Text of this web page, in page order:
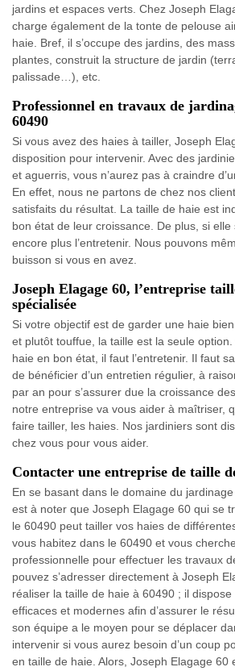
jardins et espaces verts. Chez Joseph
charge également de la tonte de pelouse
haie. Bref, il s’occupe des jardins, des
plantes, construit la structure de jardin
palissade…), etc.
Professionnel en travaux de
60490
Si vous avez des haies à tailler, Joseph
disposition pour intervenir. Avec des
et aguerris, vous n’aurez pas à craindre
En effet, nous ne partons de chez nos
satisfaits du résultat. La taille de haie est
bon état de leur croissance. De plus, si
encore plus l’entretenir. Nous pouvons
buisson si vous en avez.
Joseph Elagage 60, l’entreprise
spécialisée
Si votre objectif est de garder une haie
et plutôt touffue, la taille est la seule
haie en bon état, il faut l’entretenir. Il faut
de bénéficier d’un entretien régulier, à
par an pour s’assurer due la croissance
notre entreprise va vous aider à maîtriser,
faire tailler, les haies. Nos jardiniers sont
chez vous pour vous aider.
Contacter une entreprise de taille
En se basant dans le domaine du
est à noter que Joseph Elagage 60 qui se
le 60490 peut tailler vos haies de
vous habitez dans le 60490 et vous
professionnelle pour effectuer les travaux
pouvez s’adresser directement à Joseph
réaliser la taille de haie à 60490 ; il
efficaces et modernes afin d’assurer le
son équipe a le moyen pour se déplacer
intervenir si vous aurez besoin d’un coup
en taille de haie. Alors, Joseph Elagage 60